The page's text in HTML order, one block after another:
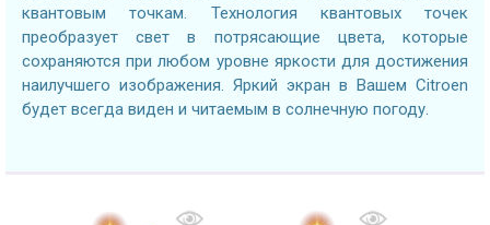
квантовым точкам. Технология квантовых точек
преобразует свет в потрясающие цвета, которые
сохраняются при любом уровне яркости для достижения
наилучшего изображения. Яркий экран в Вашем Citroen
будет всегда виден и читаемым в солнечную погоду.